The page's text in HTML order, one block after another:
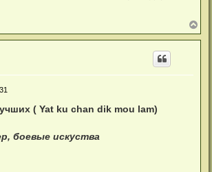
е
р
( Yat ku chan dik mou lam)
боевые искуства